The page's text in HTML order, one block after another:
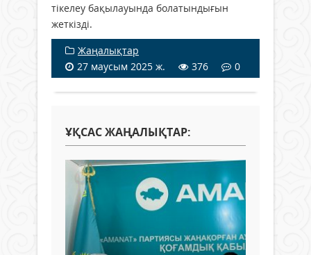
тікелеу бақылауында болатындығын
жеткізді.
Жаңалықтар
27 маусым 2025 ж.
376 0
ҰҚСАС ЖАҢАЛЫҚТАР: